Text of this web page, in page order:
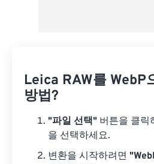
Leica RAW를 WebP
방법?
"파일 선택" 버튼을 클릭
을 선택하세요.
변환을 시작하려면